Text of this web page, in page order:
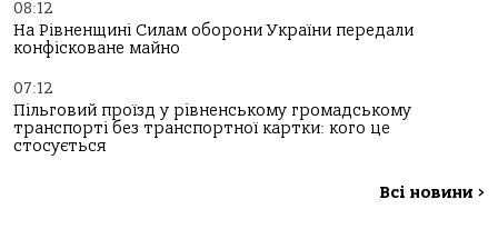
08:12
На Рівненщині Силам оборони України передали
конфісковане майно
07:12
Пільговий проїзд у рівненському громадському
транспорті без транспортної картки: кого це
стосується
Всі новини >